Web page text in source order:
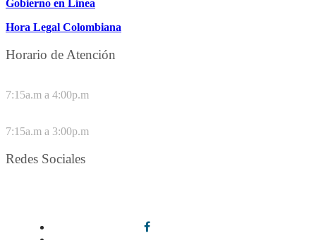
Gobierno en Línea
Hora Legal Colombiana
Horario de Atención
7:15a.m a 4:00p.m
7:15a.m a 3:00p.m
Redes Sociales